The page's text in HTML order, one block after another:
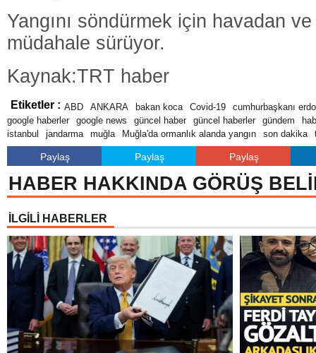
Yangını söndürmek için havadan
müdahale sürüyor.
Kaynak:TRT haber
Etiketler : ABD ANKARA bakan koca Covid-19
cumhurbaşkanı
google haberler
google news güncel haber güncel haberler gündem
istanbul
jandarma muğla Muğla'da ormanlık alanda yangın son dakika
Paylaş Paylaş Paylaş
HABER HAKKINDA GÖRÜŞ
İLGİLİ HABERLER